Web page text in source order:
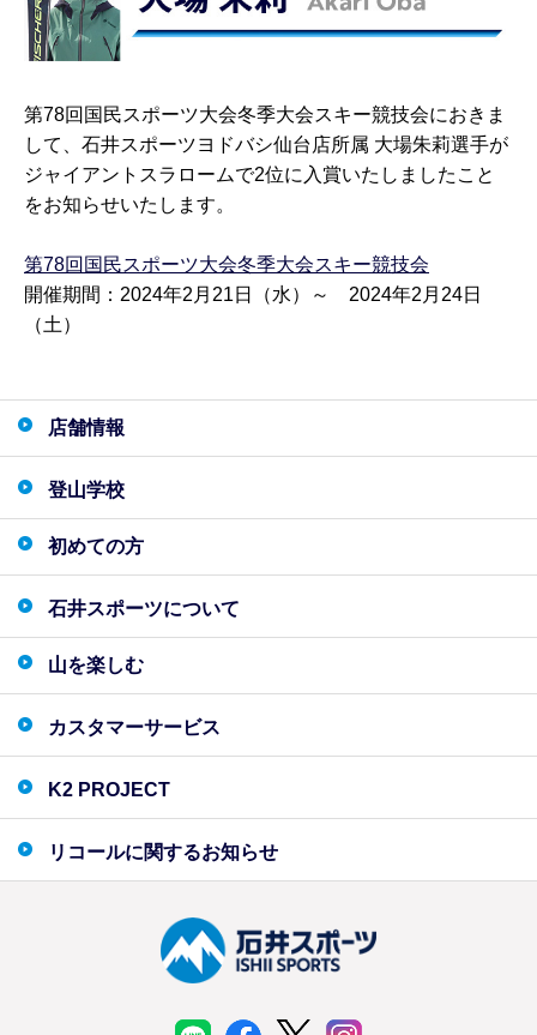
第78回国民スポーツ大会冬季大会スキー競技会におきま
して、石井スポーツヨドバシ仙台店所属 大場朱莉選手が
ジャイアントスラロームで2位に入賞いたしましたこと
をお知らせいたします。
第78回国民スポーツ大会冬季大会スキー競技会
開催期間：2024年2月21日（水）～ 2024年2月24日
（土）
店舗情報
登山学校
初めての方
石井スポーツについて
山を楽しむ
カスタマーサービス
K2 PROJECT
リコールに関するお知らせ